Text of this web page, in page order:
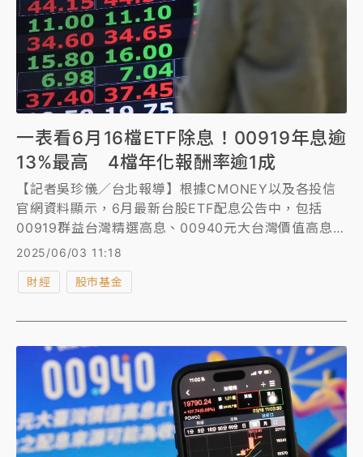
一表看6月16檔ETF除息！00919年息逾
13%最高 4檔年化報酬率逾1成
【記者吳珍儀／台北報導】根據CMONEY以及各投信
官網資料顯示，6月最新台股ETF配息公告中，包括
00919群益台灣精選高息、00940元大台灣價值高息、
00915凱基優選高股息30、00939統一台灣高息動
優息等共16檔公告配息，除息日在6月3至20日，以6
00919群益台灣精選高息ETF以13.16%年化配息率最
高，也是唯一一檔配息維持新高的台股高息ETF，
00919除息日為6月17日，參與除息最後買進日為6月
16日，配息發放日為7月11日。
2025/06/03 11:18
財經 股市基金